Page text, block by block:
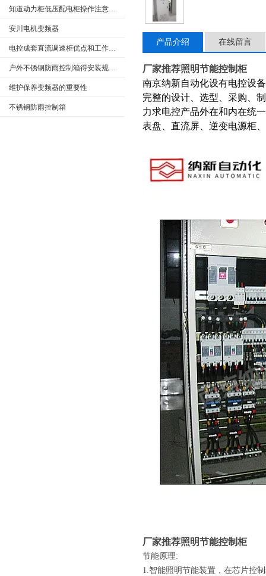
知道动力柜低压配电柜操作注意事项很重要
安川电机变频器
电控成套直流调速柜优点和工作原理
户外不锈钢防雨控制箱得安装规范介绍，大家快来看
维护保养变频器的重要性
不锈钢防雨控制箱
产品介绍 在线留言
厂家推荐照明节能控制柜
南京纳新自动化设有电控设
完整的设计、选型、采购、
力求电控产品外在和内在统
表盘、直流屏、逆变电源柜
厂家推荐照明节能控制柜
节能原理:
1.智能照明节能装置，在芯片控